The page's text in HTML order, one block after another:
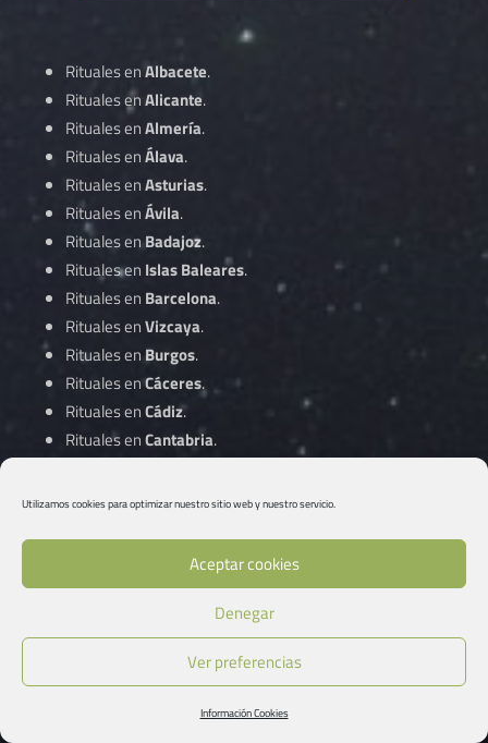
Utilizamos cookies para optimizar nuestro sitio web y nuestro servicio.
Aceptar cookies
Denegar
Ver preferencias
Información Cookies
Rituales enAlbacete.
Rituales enAlicante.
Rituales enAlmería.
Rituales enÁlava.
Rituales enAsturias.
Rituales enÁvila.
Rituales en Badajoz.
Rituales en Islas Baleares.
Rituales en Barcelona.
Rituales enVizcaya.
Rituales en Burgos.
Rituales enCáceres.
Rituales enCádiz.
Rituales enCantabria.
Rituales enCiudad Real.
Gipuzkoa.
Rituales enGirona.
Granada.